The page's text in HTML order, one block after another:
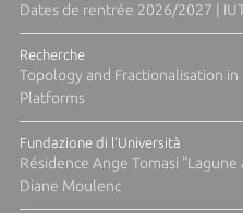
Dates de rentrée 2026/2027 |
Recherche
Topology and Fractionalisation
Platforms
Fundazione di l'Università
Résidence Ange Tomasi
Diane Moulenc